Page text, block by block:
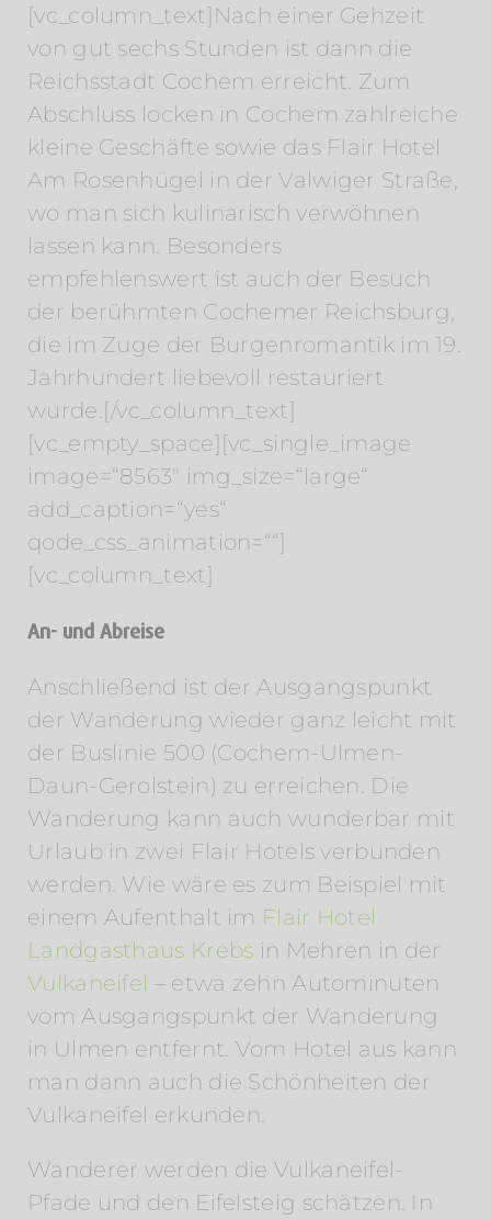
[vc_column_text]Nach einer Gehzeit
von gut sechs Stunden ist dann die
Reichsstadt Cochem erreicht. Zum
Abschluss locken in Cochem zahlreiche
kleine Geschäfte sowie das Flair Hotel
Am Rosenhügel in der Valwiger Straße,
wo man sich kulinarisch verwöhnen
lassen kann. Besonders
empfehlenswert ist auch der Besuch
der berühmten Cochemer Reichsburg,
die im Zuge der Burgenromantik im 19.
Jahrhundert liebevoll restauriert
wurde.[/vc_column_text]
[vc_empty_space][vc_single_image
image=“8563″ img_size=“large“
add_caption=“yes“
qode_css_animation=““]
[vc_column_text]
An- und Abreise
Anschließend ist der Ausgangspunkt
der Wanderung wieder ganz leicht mit
der Buslinie 500 (Cochem-Ulmen-
Daun-Gerolstein) zu erreichen. Die
Wanderung kann auch wunderbar mit
Urlaub in zwei Flair Hotels verbunden
werden. Wie wäre es zum Beispiel mit
einem Aufenthalt im Flair Hotel
Landgasthaus Krebs in Mehren in der
Vulkaneifel – etwa zehn Autominuten
vom Ausgangspunkt der Wanderung
in Ulmen entfernt. Vom Hotel aus kann
man dann auch die Schönheiten der
Vulkaneifel erkunden.
Wanderer werden die Vulkaneifel-
Pfade und den Eifelsteig schätzen. In